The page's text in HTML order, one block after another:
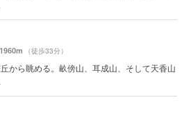
1960m （徒歩33分）
から眺める。畝傍山、耳成山、そして天香山